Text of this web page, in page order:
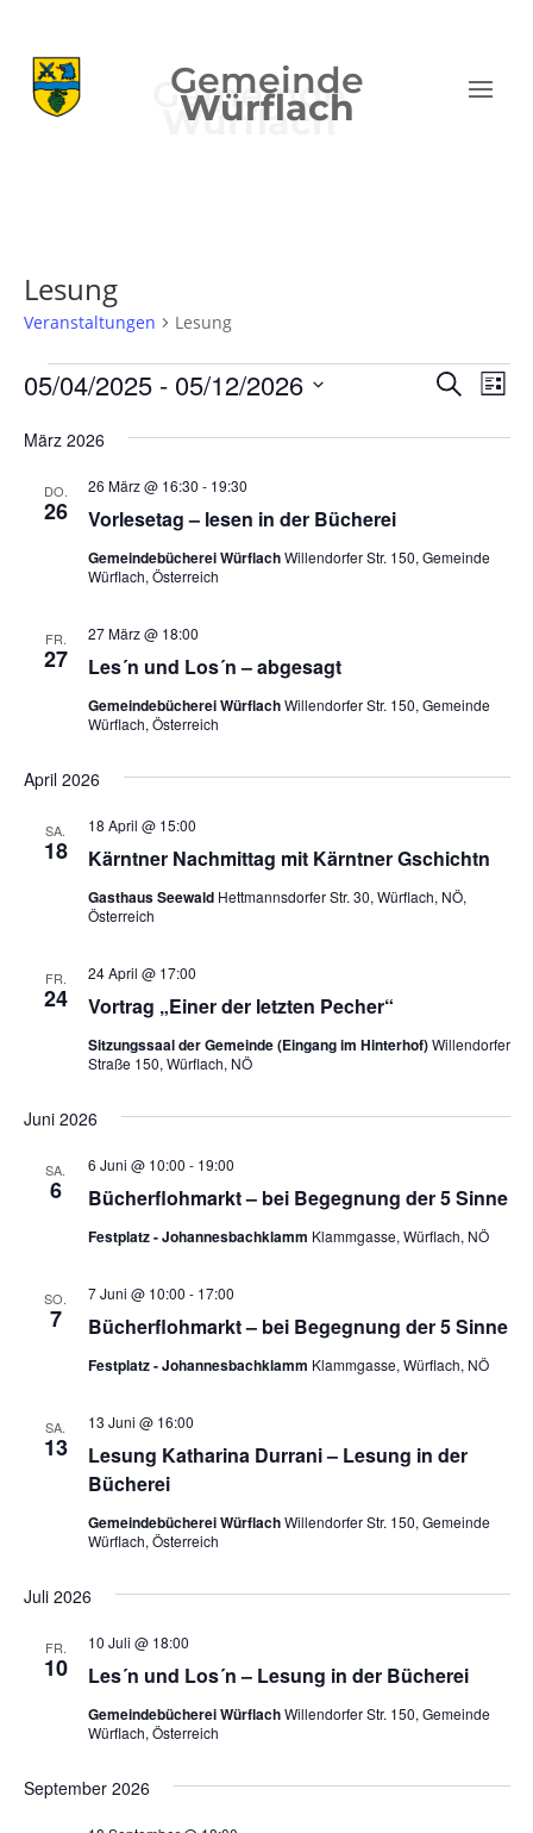
Gemeinde
Würflach
Lesung
Veranstaltungen Lesung
Veranstaltungen
und
SucheListe
05/04/2025 - 05/12/2026
wählen.
März 2026
DO.
26 Vorlesetag – lesen in der Bücherei
26 März @ 16:30 - 19:30
Gemeindebücherei WürflachWillendorfer Str. 150, Gemeinde
Würflach, Österreich
FR.
27 Les´n und Los´n – abgesagt
27 März @ 18:00
Gemeindebücherei WürflachWillendorfer Str. 150, Gemeinde
Würflach, Österreich
April 2026
SA.
18 Kärntner Nachmittag mit Kärntner Gschichtn
18 April @ 15:00
Gasthaus Seewald Hettmannsdorfer Str. 30, Würflach, NÖ,
Österreich
FR.
24 Vortrag „Einer der letzten Pecher“
24 April @ 17:00
Sitzungssaal der Gemeinde (Eingang im Hinterhof)Willendorfer
Straße 150, Würflach, NÖ
Juni 2026
SA.
6 Bücherflohmarkt – bei Begegnung der 5 Sinne
6 Juni @ 10:00 - 19:00
Festplatz - Johannesbachklamm Klammgasse, Würflach, NÖ
SO.
7 Bücherflohmarkt – bei Begegnung der 5 Sinne
7 Juni @ 10:00 - 17:00
Festplatz - Johannesbachklamm Klammgasse, Würflach, NÖ
SA.
13
Lesung Katharina Durrani – Lesung in der
Bücherei
13 Juni @ 16:00
Gemeindebücherei WürflachWillendorfer Str. 150, Gemeinde
Würflach, Österreich
Juli 2026
FR.
10 Les´n und Los´n – Lesung in der Bücherei
10 Juli @ 18:00
Gemeindebücherei WürflachWillendorfer Str. 150, Gemeinde
Würflach, Österreich
September 2026